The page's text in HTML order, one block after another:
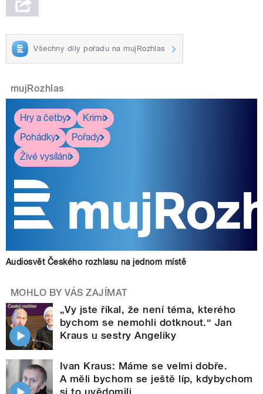
Všechny díly pořadu na mujRozhlas
mujRozhlas
Hry a četby
Krimi
Pohádky
Pořady
Živé vysílání
Audiosvět Českého rozhlasu na jednom místě
MOHLO BY VÁS ZAJÍMAT
„Vy jste říkal, že není téma, kterého
bychom se nemohli dotknout.“ Jan
Kraus u sestry Angeliky
Ivan Kraus: Máme se velmi dobře.
A měli bychom se ještě líp, kdybychom
si to uvědomili